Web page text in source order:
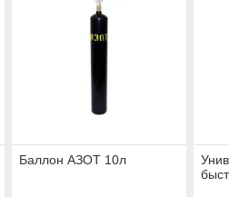
Баллон АЗОТ 10л